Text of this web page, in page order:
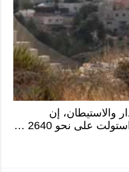
والاستيطان، إن
على نحو 2640 …